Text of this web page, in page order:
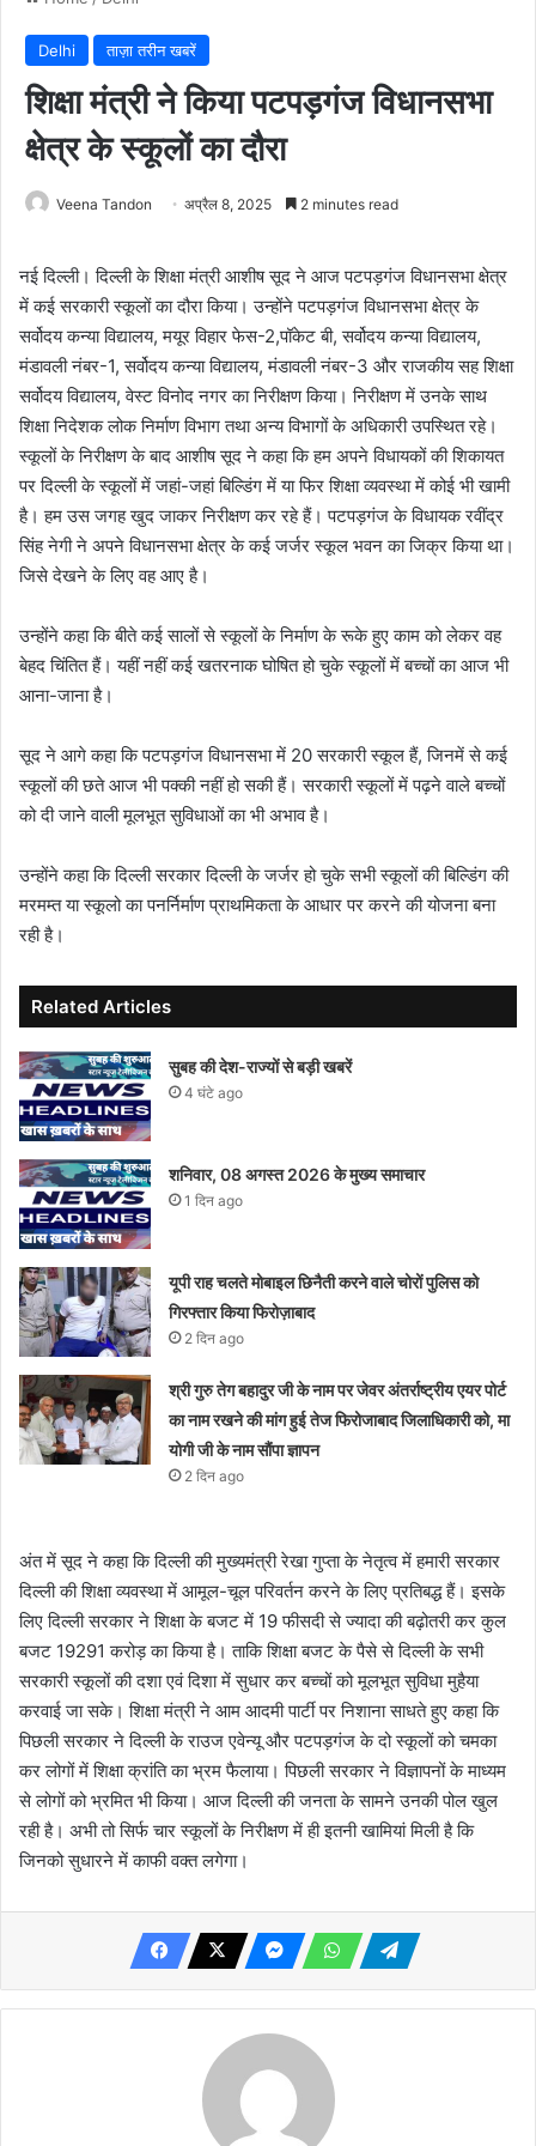
Delhi ताज़ा तरीन खबरें
शिक्षा मंत्री ने किया पटपड़गंज विधानसभा
क्षेत्र के स्कूलों का दौरा
Veena Tandon अप्रैल 8, 2025 2 minutes read
नई दिल्ली। दिल्ली के शिक्षा मंत्री आशीष सूद ने आज पटपड़गंज विधानसभा क्षेत्र
में कई सरकारी स्कूलों का दौरा किया। उन्होंने पटपड़गंज विधानसभा क्षेत्र के
सर्वोदय कन्या विद्यालय, मयूर विहार फेस-2,पॉकेट बी, सर्वोदय कन्या विद्यालय,
मंडावली नंबर-1, सर्वोदय कन्या विद्यालय, मंडावली नंबर-3 और राजकीय सह शिक्षा
सर्वोदय विद्यालय, वेस्ट विनोद नगर का निरीक्षण किया। निरीक्षण में उनके साथ
शिक्षा निदेशक लोक निर्माण विभाग तथा अन्य विभागों के अधिकारी उपस्थित रहे।
स्कूलों के निरीक्षण के बाद आशीष सूद ने कहा कि हम अपने विधायकों की शिकायत
पर दिल्ली के स्कूलों में जहां-जहां बिल्डिंग में या फिर शिक्षा व्यवस्था में कोई भी खामी
है। हम उस जगह खुद जाकर निरीक्षण कर रहे हैं। पटपड़गंज के विधायक रवींद्र
सिंह नेगी ने अपने विधानसभा क्षेत्र के कई जर्जर स्कूल भवन का जिक्र किया था।
जिसे देखने के लिए वह आए है।
उन्होंने कहा कि बीते कई सालों से स्कूलों के निर्माण के रूके हुए काम को लेकर वह
बेहद चिंतित हैं। यहीं नहीं कई खतरनाक घोषित हो चुके स्कूलों में बच्चों का आज भी
आना-जाना है।
सूद ने आगे कहा कि पटपड़गंज विधानसभा में 20 सरकारी स्कूल हैं, जिनमें से कई
स्कूलों की छते आज भी पक्की नहीं हो सकी हैं। सरकारी स्कूलों में पढ़ने वाले बच्चों
को दी जाने वाली मूलभूत सुविधाओं का भी अभाव है।
उन्होंने कहा कि दिल्ली सरकार दिल्ली के जर्जर हो चुके सभी स्कूलों की बिल्डिंग की
मरमम्त या स्कूलो का पनर्निर्माण प्राथमिकता के आधार पर करने की योजना बना
रही है।
Related Articles
सुबह की देश-राज्यों से बड़ी खबरें
4 घंटे ago
शनिवार, 08 अगस्त 2026 के मुख्य समाचार
1 दिन ago
यूपी राह चलते मोबाइल छिनैती करने वाले चोरों पुलिस को
गिरफ्तार किया फिरोज़ाबाद
2 दिन ago
श्री गुरु तेग बहादुर जी के नाम पर जेवर अंतर्राष्ट्रीय एयर पोर्ट
का नाम रखने की मांग हुई तेज फिरोजाबाद जिलाधिकारी को, मा
योगी जी के नाम सौंपा ज्ञापन
2 दिन ago
अंत में सूद ने कहा कि दिल्ली की मुख्यमंत्री रेखा गुप्ता के नेतृत्व में हमारी सरकार
दिल्ली की शिक्षा व्यवस्था में आमूल-चूल परिवर्तन करने के लिए प्रतिबद्ध हैं। इसके
लिए दिल्ली सरकार ने शिक्षा के बजट में 19 फीसदी से ज्यादा की बढ़ोतरी कर कुल
बजट 19291 करोड़ का किया है। ताकि शिक्षा बजट के पैसे से दिल्ली के सभी
सरकारी स्कूलों की दशा एवं दिशा में सुधार कर बच्चों को मूलभूत सुविधा मुहैया
करवाई जा सके। शिक्षा मंत्री ने आम आदमी पार्टी पर निशाना साधते हुए कहा कि
पिछली सरकार ने दिल्ली के राउज एवेन्यू और पटपड़गंज के दो स्कूलों को चमका
कर लोगों में शिक्षा क्रांति का भ्रम फैलाया। पिछली सरकार ने विज्ञापनों के माध्यम
से लोगों को भ्रमित भी किया। आज दिल्ली की जनता के सामने उनकी पोल खुल
रही है। अभी तो सिर्फ चार स्कूलों के निरीक्षण में ही इतनी खामियां मिली है कि
जिनको सुधारने में काफी वक्त लगेगा।